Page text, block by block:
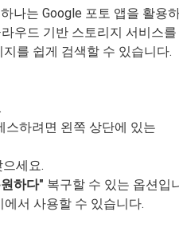
나는 Google 포토 앱을 활용
우드 기반 스토리지 서비스를
를 쉽게 검색할 수 있습니다.
스하려면 왼쪽 상단에 있는
세요.
하다" 복구할 수 있는 옵션입
서 사용할 수 있습니다.